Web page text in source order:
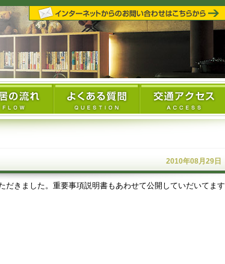
2010年08月29日
だきました。重要事項説明書もあわせて公開していだいてます